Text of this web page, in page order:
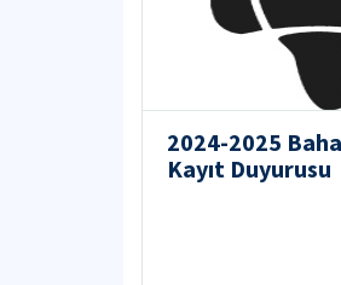
2024-2025
Kayıt Duyurusu